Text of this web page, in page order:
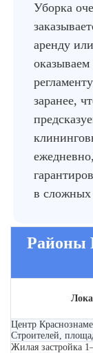
Уборка
аренду
оказываем
заранее,
в
Районы
Центр
Строителей,
Жилая застройка